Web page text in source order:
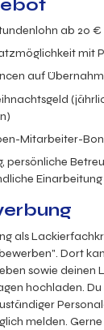
ab 20
mit
auf
Mitarbeiter-
persönliche
als
Dort
sowie deinen
hochladen.
melden.